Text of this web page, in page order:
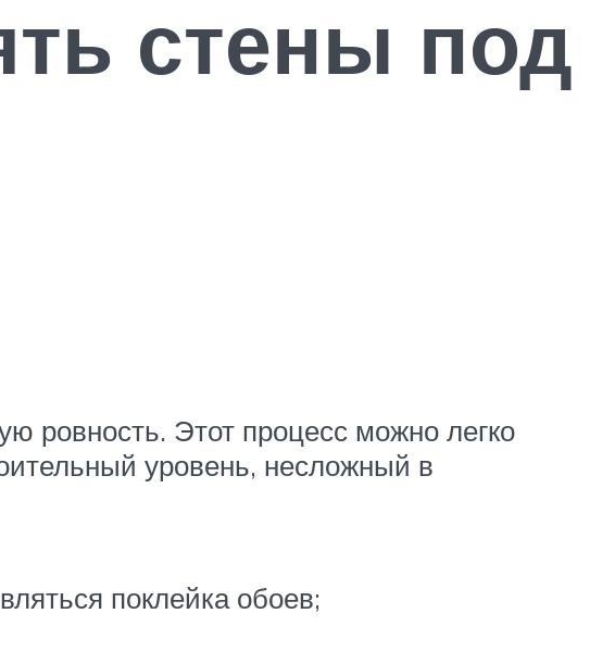
стены под
ровность. Этот процесс можно легко
уровень, несложный в
поклейка обоев;